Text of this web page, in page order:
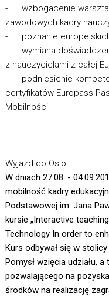
- wzbogacenie
zawodowych kadry
- poznanie europejskich
- wymiana doświadczeń
z nauczycielami z całej
- podniesienie
certyfikatów Europass
Mobilności
Wyjazd do Oslo:
W dniach 27.08. -
mobilność kadry
Podstawowej im. Jana
kursie „Interactive
Technology In order to
Kurs odbywał się w
Pomysł wzięcia udziału,
pozwalającego na
środków na realizację